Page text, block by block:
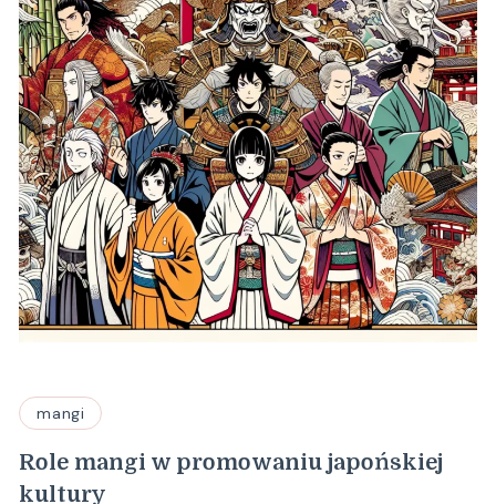
mangi
Role mangi w promowaniu japońskiej
kultury